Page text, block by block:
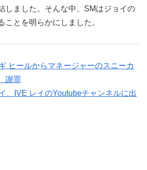
しました。そんな中、SMはジョイの
ことを明らかにしました。
ヒールからマネージャーのスニーカ
謝罪
、IVE レイのYoutubeチャンネルに出